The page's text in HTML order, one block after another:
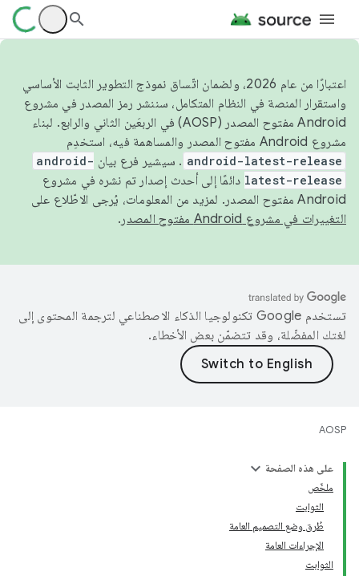
اعتبارًا من عام 2026، ولضمان اتّساق نموذج التطوير الثابت الأساسي
واستقرار المنصة في النظام المتكامل، سننشر رمز المصدر في مشروع
Android مفتوح المصدر (AOSP) في الربعَين الثاني والرابع. لبناء
مشروع Android مفتوح المصدر والمساهمة فيه، استخدِم
android-latest-release . سيشير فرع بيان android-
latest-release دائمًا إلى أحدث إصدار تم نشره في مشروع
Android مفتوح المصدر. لمزيد من المعلومات، يُرجى الاطّلاع على
التغييرات في مشروع Android مفتوح المصدر
.
تستخدم Google تكنولوجيا الذكاء الاصطناعي لترجمة المحتوى إلى
لغتك المفضّلة، وقد تتضمّن بعض الأخطاء.
AOSP
على هذه الصفحة
ملخّص
الثوابت
طُرق وضع التصميم العامة
الإجراءات العامة
الثوابت